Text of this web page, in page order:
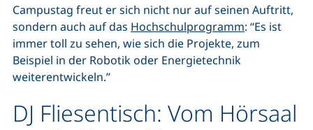
Campustag freut er sich nicht nur auf seinen Auftritt,
sondern auch auf das Hochschulprogramm: “Es ist
immer toll zu sehen, wie sich die Projekte, zum
Beispiel in der Robotik oder Energietechnik
weiterentwickeln.”
DJ Fliesentisch: Vom Hörsaal